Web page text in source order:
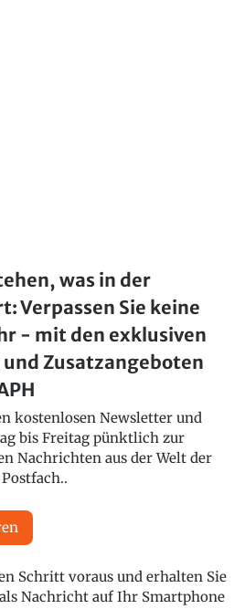
was in der
Verpassen Sie keine
- mit den exklusiven
Zusatzangeboten
kostenlosen Newsletter und
bis Freitag pünktlich zur
Nachrichten aus der Welt der
Schritt voraus und erhalten Sie
Nachricht auf Ihr Smartphone